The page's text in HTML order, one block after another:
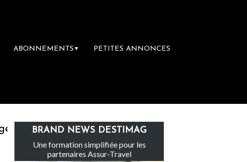
ABONNEMENTS ▼ PETITES ANNONCES
Le groupe Sainte-Claire rachète Eden Tour
BRAND NEWS DESTIMAG
Une formation simplifiée pour les
partenaires Assur-Travel